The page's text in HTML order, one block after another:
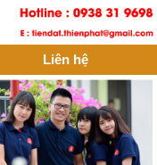
Liên hệ